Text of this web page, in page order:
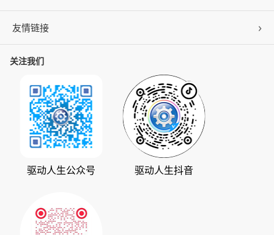
百页窗
数据救星
人生日历
公司概况
公司动态
发展历程
支持中心
版权声明
友情链接
ZOL下载
华军软件园
系统之家
下载之家
驱动大师
天极下载
关注我们
驱动人生公众号 驱动人生抖音